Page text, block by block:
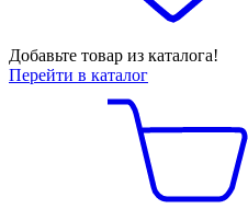
Добавьте товар из каталога!
Перейти в каталог